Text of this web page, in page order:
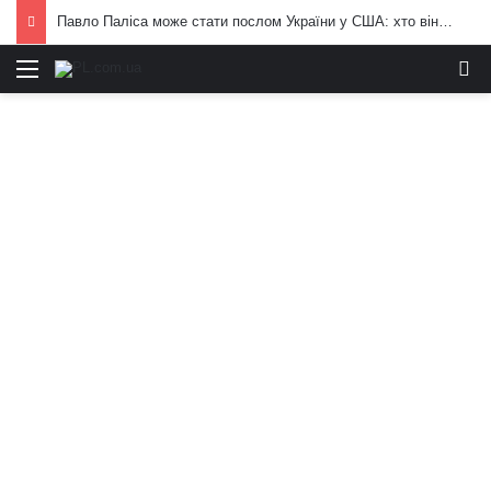
Павло Паліса може стати послом України у США: хто він та чим відомий
Меню